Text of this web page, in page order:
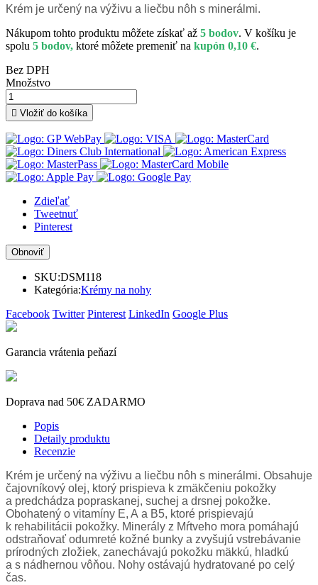
Krém je určený na výživu a liečbu nôh s minerálmi.
Nákupom tohto produktu môžete získať až 5 bodov. V košíku je
spolu 5 bodov, ktoré môžete premeniť na kupón 0,10 €.
Bez DPH
Množstvo
 Vložiť do košíka
Zdieľať
Tweetnuť
Pinterest
SKU:DSM118
Kategória:Krémy na nohy
Facebook Twitter Pinterest LinkedIn Google Plus
Garancia vrátenia peňazí
Doprava nad 50€ ZADARMO
Popis
Detaily produktu
Recenzie
Krém je určený na výživu a liečbu nôh s minerálmi. Obsahuje
čajovníkový olej, ktorý prispieva k zmäkčeniu pokožky
a predchádza popraskanej, suchej a drsnej pokožke.
Obohatený o vitamíny E, A a B5, ktoré prispievajú
k rehabilitácii pokožky. Minerály z Mŕtveho mora pomáhajú
odstraňovať odumreté kožné bunky a zvyšujú vstrebávanie
prírodných zložiek, zanechávajú pokožku mäkkú, hladkú
a s nádhernou vôňou. Nohy ostávajú hydratované po celý
čas.